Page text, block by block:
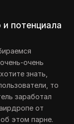
потенциала
очень
знать,
то
заработал
от
этом парне.